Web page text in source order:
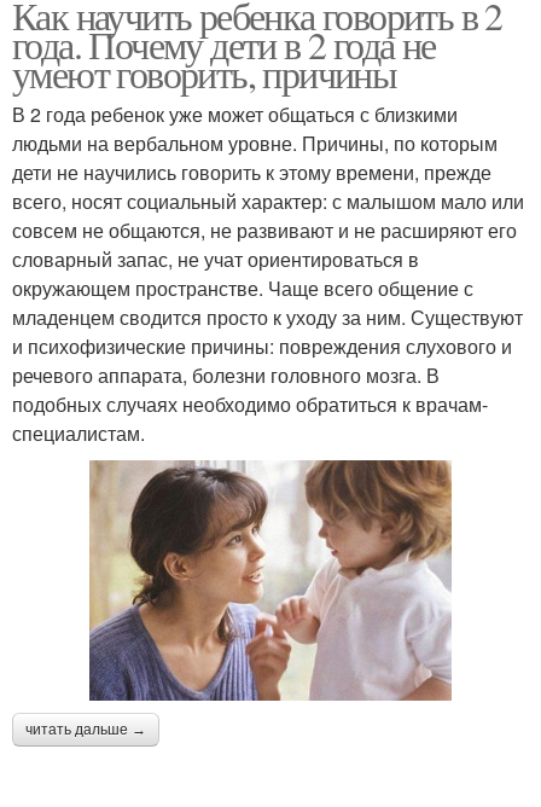
Как научить ребенка говорить в 2
года. Почему дети в 2 года не
умеют говорить, причины
В 2 года ребенок уже может общаться с близкими
людьми на вербальном уровне. Причины, по которым
дети не научились говорить к этому времени, прежде
всего, носят социальный характер: с малышом мало или
совсем не общаются, не развивают и не расширяют его
словарный запас, не учат ориентироваться в
окружающем пространстве. Чаще всего общение с
младенцем сводится просто к уходу за ним. Существуют
и психофизические причины: повреждения слухового и
речевого аппарата, болезни головного мозга. В
подобных случаях необходимо обратиться к врачам-
специалистам.
читать дальше →